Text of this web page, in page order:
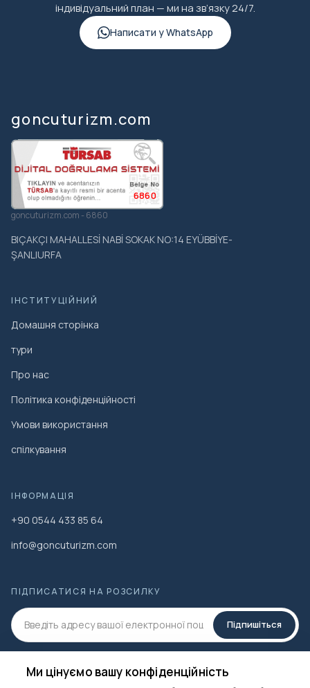
індивідуальний план — ми на зв’язку 24/7.
Написати у WhatsApp
goncuturizm.com
6860
goncuturizm.com - 6860
BIÇAKÇI MAHALLESİ NABİ SOKAK NO:14 EYÜBBİYE-
ŞANLIURFA
ІНСТИТУЦІЙНИЙ
Домашня сторінка
тури
Про нас
Політика конфіденційності
Умови використання
спілкування
ІНФОРМАЦІЯ
+90 0544 433 85 64
info@goncuturizm.com
ПІДПИСАТИСЯ НА РОЗСИЛКУ
Підпишіться
СОЦ.МЕДІА
Ми цінуємо вашу конфіденційність